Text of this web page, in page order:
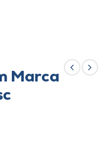
Marca